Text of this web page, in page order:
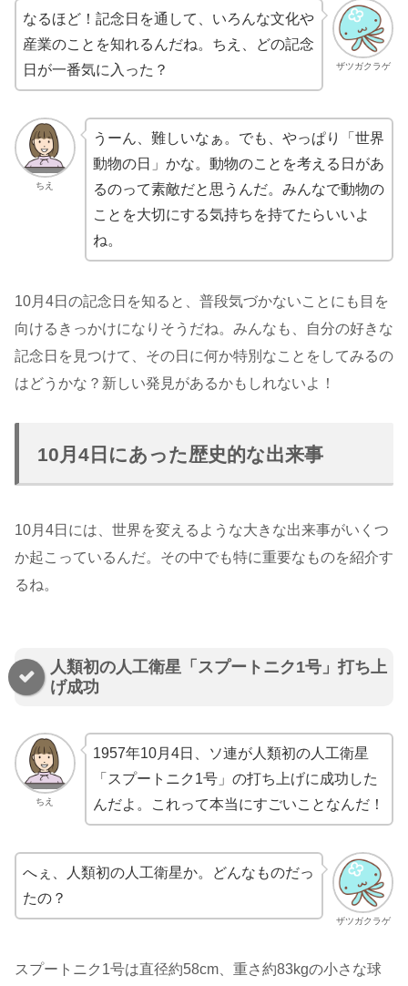
ザツガクラゲ
なるほど！記念日を通して、いろんな文化や
産業のことを知れるんだね。ちえ、どの記念
日が一番気に入った？
ちえ
うーん、難しいなぁ。でも、やっぱり「世界
動物の日」かな。動物のことを考える日があ
るのって素敵だと思うんだ。みんなで動物の
ことを大切にする気持ちを持てたらいいよ
ね。
10月4日の記念日を知ると、普段気づかないことにも目を
向けるきっかけになりそうだね。みんなも、自分の好きな
記念日を見つけて、その日に何か特別なことをしてみるの
はどうかな？新しい発見があるかもしれないよ！
10月4日にあった歴史的な出来事
10月4日には、世界を変えるような大きな出来事がいくつ
か起こっているんだ。その中でも特に重要なものを紹介す
るね。
人類初の人工衛星「スプートニク1号」打ち上
げ成功
ちえ
1957年10月4日、ソ連が人類初の人工衛星
「スプートニク1号」の打ち上げに成功した
んだよ。これって本当にすごいことなんだ！
ザツガクラゲ
へぇ、人類初の人工衛星か。どんなものだっ
たの？
スプートニク1号は直径約58cm、重さ約83kgの小さな球